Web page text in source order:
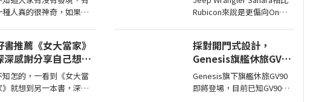
不起動畫電影？
種人真的很神奇，如果你
的微笑，然後問你是不是
小
書推薦《女大當家》
深感謝分享自己想法
撼讀者的作家，讓我
到不同樣貌的家庭！
知怎的，一看到《女大當
》就想到另一本書，深深
順！
Rubicon來說是更偏向On
但這不表示Sahara的越野能
力就比較弱，絕大多數的越
野路面Sahara還是可以輕鬆
通過，但就跟標題講的一
採對開門式設計，
Genesis旗艦休旅GV90
即將現身
Genesis旗下旗艦休旅GV90
即將登場，目前已知GV90將